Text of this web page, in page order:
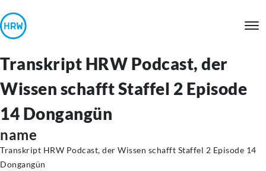
Transkript HRW Podcast, der
Wissen schafft Staffel 2 Episode
14 Dongangün
name
Transkript HRW Podcast, der Wissen schafft Staffel 2 Episode 14
Dongangün